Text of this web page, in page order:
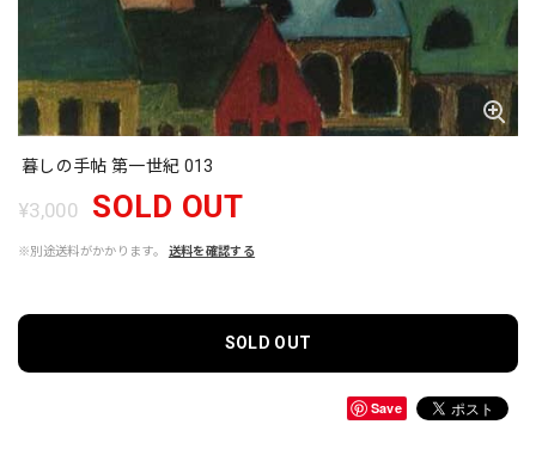
暮しの手帖 第一世紀 013
¥3,000 SOLD OUT
※別途送料がかかります。 送料を確認する
SOLD OUT
Save